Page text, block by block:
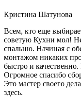
Кристина Шатунова
Всем, кто еще
советую Кухни мол!
спальню. Начиная с
монтажом никаких
быстро и
Огромное спасибо
Это мастер своего
здесь.